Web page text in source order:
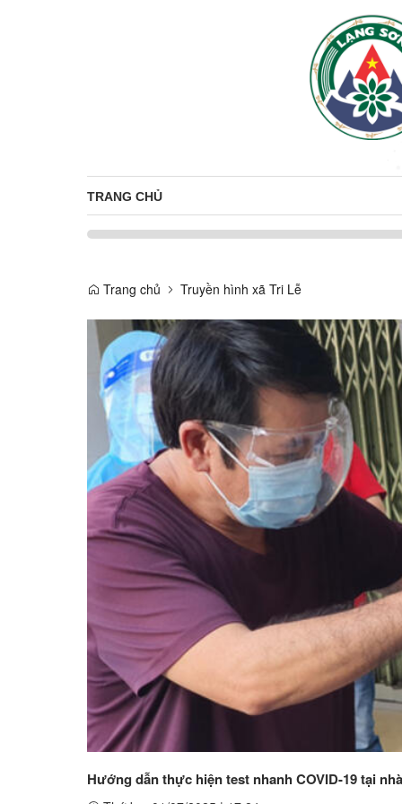
TRANG CHỦ
Trang chủ Truyền hình xã Tri Lễ
Hướng dẫn thực hiện test nhanh COVID-19 tại nhà